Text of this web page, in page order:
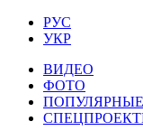
РУС
УКР
ВИДЕО
ФОТО
ПОПУЛЯРНЫЕ